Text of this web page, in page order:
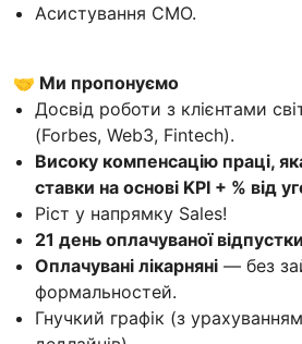
Асистування CMO.
🤝 Ми пропонуємо
Досвід роботи з клієнтами
(Forbes, Web3, Fintech).
Високу компенсацію праці,
ставки на основі KPI + % від
Ріст у напрямку Sales!
21 день оплачуваної відпустки
Оплачувані лікарняні — без
формальностей.
Гнучкий графік (з